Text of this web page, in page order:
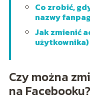
Co zrobić,
nazwy
Jak zmienić
Czy można
na Facebooku?